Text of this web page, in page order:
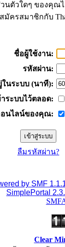
นตัวใดๆ ของคุณ
มัครสมาชิกกับ
ชื่อผู้ใช้งาน:
รหัสผ่าน:
ในระบบ (นาที):
ระบบไว้ตลอด:
อนไลน์ของคุณ:
ลืมรหัสผ่าน?
by SMF
SimplePortal
Clear